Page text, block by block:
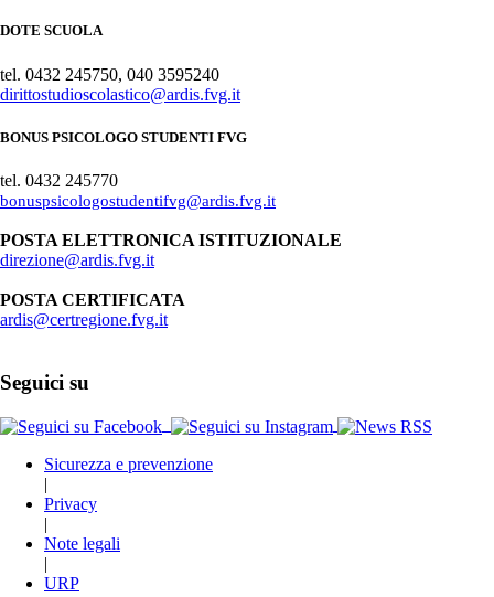
DOTE SCUOLA
tel. 0432 245750, 040 3595240
dirittostudioscolastico@ardis.fvg.it
BONUS PSICOLOGO STUDENTI FVG
tel. 0432 245770
bonuspsicologostudentifvg@ardis.fvg.it
POSTA ELETTRONICA ISTITUZIONALE
direzione@ardis.fvg.it
POSTA CERTIFICATA
ardis@certregione.fvg.it
Seguici su
Sicurezza e prevenzione
|
Privacy
|
Note legali
|
URP